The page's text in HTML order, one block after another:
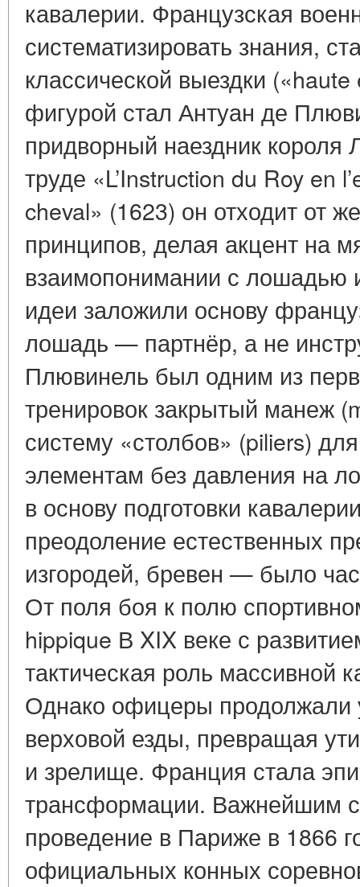
кавалерии. Французская
систематизировать знания,
классической выездки
фигурой стал Антуан де
придворный наездник
труде «L’Instruction du Roy en
cheval» (1623) он отходит от
принципов, делая акцент на
взаимопонимании с лошадью
идеи заложили основу
лошадь — партнёр, а не
Плювинель был одним из
тренировок закрытый манеж
систему «столбов» (piliers)
элементам без давления на
в основу подготовки
преодоление естественных
изгородей, бревен — было
От поля боя к полю
hippique В XIX веке с
тактическая роль массивной
Однако офицеры продолжали
верховой езды, превращая
и зрелище. Франция стала
трансформации. Важнейшим
проведение в Париже в 1866
официальных конных